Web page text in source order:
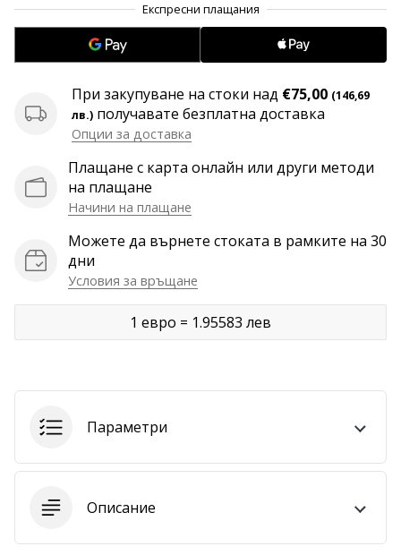
страница
или
дискусионен
Накарайте
ги
приходи.
…
Покажи
всички
статии
При закупуване на стоки над €75,00 (146,69
лв.) получавате безплатна доставка
Опции за доставка
Плащане с карта онлайн или други методи
на плащане
Начини на плащане
Можете да върнете стоката в рамките на 30
дни
Условия за връщане
1 евро = 1.95583 лев
Параметри
Описание